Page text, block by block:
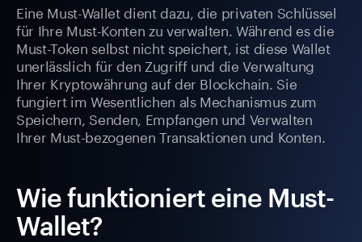
Eine Must-Wallet dient dazu, die privaten Schlüssel
für Ihre Must-Konten zu verwalten. Während es die
Must-Token selbst nicht speichert, ist diese Wallet
unerlässlich für den Zugriff und die Verwaltung
Ihrer Kryptowährung auf der Blockchain. Sie
fungiert im Wesentlichen als Mechanismus zum
Speichern, Senden, Empfangen und Verwalten
Ihrer Must-bezogenen Transaktionen und Konten.
Wie funktioniert eine Must-
Wallet?